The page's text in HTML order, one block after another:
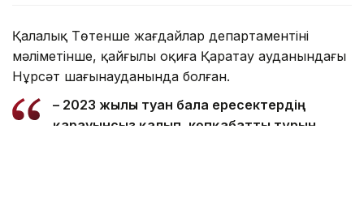
Қалалық Төтенше жағдайлар департаментінің
мәліметінше, қайғылы оқиға Қаратау ауданындағы
Нұрсәт шағынауданында болған.
– 2023 жылы туған бала ересектердің
қарауынсыз қалып, көпқабатты тұрғын